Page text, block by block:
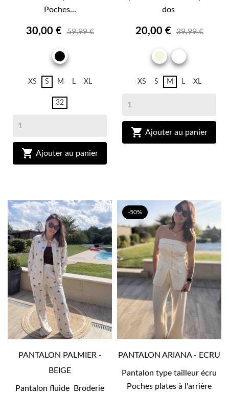
Poches...
30,00 € 59,99 €
NOIR
XS S M L XL
32
 Ajouter au panier
dos
20,00 € 39,99 €
BEIGERAYURE
XS S M L XL
 Ajouter au panier
PANTALON PALMIER -
BEIGE
Pantalon fluide Broderie
-50%
PANTALON ARIANA - ECRU
Pantalon type tailleur écru
Poches plates à l'arrière